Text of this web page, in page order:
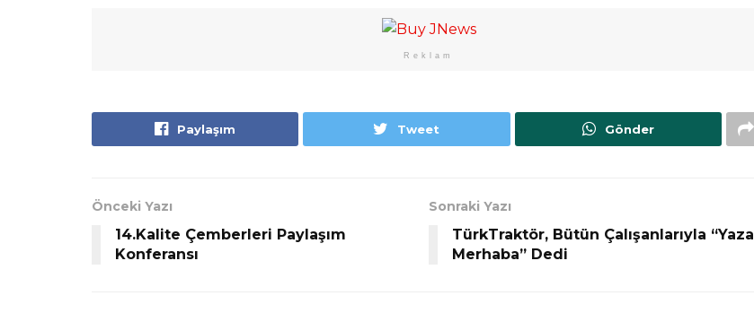
Reklam
Paylaşım Tweet Gönder
Önceki Yazı
14.Kalite Çemberleri Paylaşım
Konferansı
Sonraki Yazı
TürkTraktör, Bütün Çalışanlarıyla “Yaza
Merhaba” Dedi